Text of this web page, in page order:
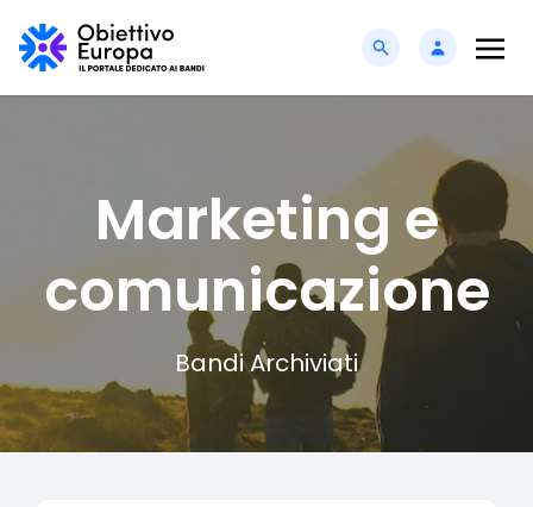
Marketing e
comunicazione
Bandi Archiviati